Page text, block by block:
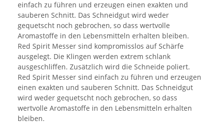
einfach zu führen und erzeugen einen exakten und
sauberen Schnitt. Das Schneidgut wird weder
gequetscht noch gebrochen, so dass wertvolle
Aromastoffe in den Lebensmitteln erhalten bleiben.
Red Spirit Messer sind kompromisslos auf Schärfe
ausgelegt. Die Klingen werden extrem schlank
ausgeschliffen. Zusätzlich wird die Schneide poliert.
Red Spirit Messer sind einfach zu führen und erzeugen
einen exakten und sauberen Schnitt. Das Schneidgut
wird weder gequetscht noch gebrochen, so dass
wertvolle Aromastoffe in den Lebensmitteln erhalten
bleiben.